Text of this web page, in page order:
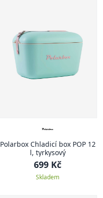
Polarbox Chladicí box POP 12
l, tyrkysový
699 Kč
Skladem